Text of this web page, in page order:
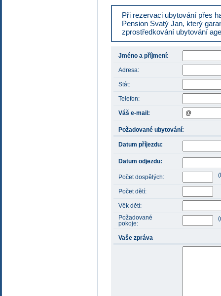
Při rezervaci ubytování přes
Pension Svatý Jan, který
zprostředkování ubytování
Jméno a příjmení:
Adresa:
Stát:
Telefon:
Váš e-mail:
Požadované ubytování:
Datum příjezdu:
Datum odjezdu:
Počet dospělých:
Počet dětí:
Věk dětí:
Požadované
pokoje:
Vaše zpráva